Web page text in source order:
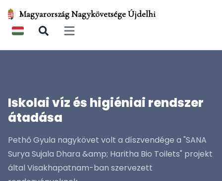
Magyarország Nagykövetsége Újdelhi
Open main menu
Iskolai víz és higiéniai rendszer
átadása
Pethő Gyula nagykövet volt a díszvendége a "SANA
Surya Sujala Dhara &amp; Haritha Bio Toilets" projekt
által Visakhapatnam-ban szervezett